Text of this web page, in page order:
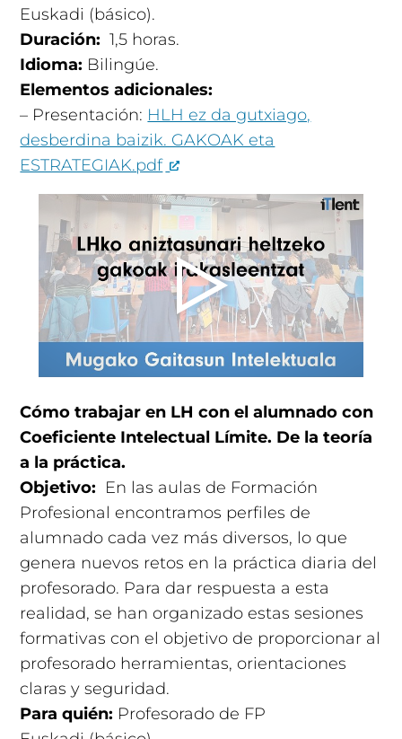
Euskadi (básico).
Duración: 1,5 horas.
Idioma: Bilingúe.
Elementos adicionales:
– Presentación: HLH ez da gutxiago,
desberdina baizik. GAKOAK eta
ESTRATEGIAK.pdf
Cómo trabajar en LH con el alumnado con
Coeficiente Intelectual Límite. De la teoría
a la práctica.
Objetivo: En las aulas de Formación
Profesional encontramos perfiles de
alumnado cada vez más diversos, lo que
genera nuevos retos en la práctica diaria del
profesorado. Para dar respuesta a esta
realidad, se han organizado estas sesiones
formativas con el objetivo de proporcionar al
profesorado herramientas, orientaciones
claras y seguridad.
Para quién: Profesorado de FP